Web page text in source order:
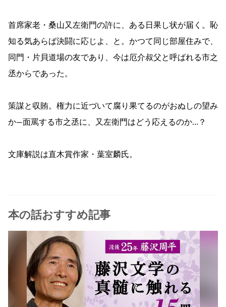
首席家老・桑山又左衛門の許に、ある日果し状が届く。恥
知る気あらば決闘に応じよ、と。かつて同じ部屋住みで、
同門・片貝道場の友であり、今は厄介叔父と呼ばれる市之
丞からであった。
策謀と収賄。権力に近づいて腐り果てるのがおぬしの望み
か―面罵する市之丞に、又左衛門はどう応えるのか…？
文庫解説は直木賞作家・葉室麟氏。
本の話おすすめ記事